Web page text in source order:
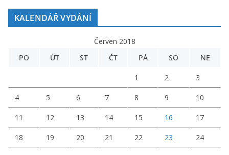
KALENDÁŘ VYDÁNÍ
Červen 2018
PO
ÚT ST ČT PÁ SO NE
1 2 3
4 5 6 7 8 9 10
11 12 13 14 15 16 17
18 19 20 21 22 23 24